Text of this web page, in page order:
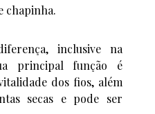
chapinha.
inclusive na
principal função é
dos fios, além
secas e pode ser